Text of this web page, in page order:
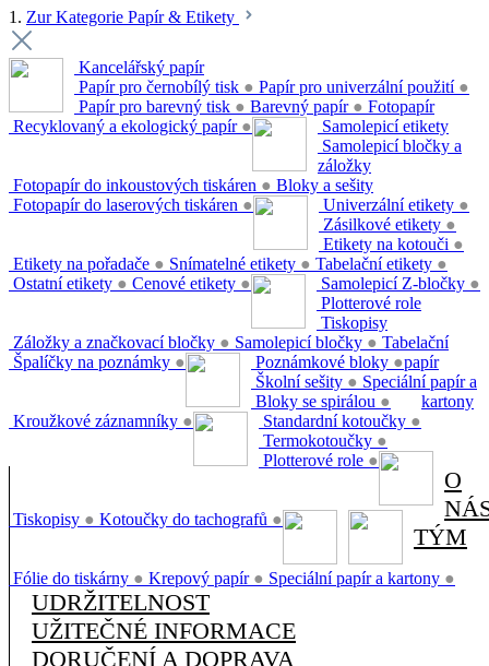
1. Zur Kategorie Papír & Etikety
Kancelářský papír
Papír pro černobílý tisk ● Papír pro univerzální použití ●
Papír pro barevný tisk ● Barevný papír ●
Recyklovaný a ekologický papír ●
Fotopapír
Fotopapír do inkoustových tiskáren ●
Fotopapír do laserových tiskáren ●
Samolepicí etikety
Univerzální etikety ●
Zásilkové etikety ●
Etikety na kotouči ●
Etikety na pořadače ● Snímatelné etikety ● Tabelační etikety ●
Ostatní etikety ● Cenové etikety ●
Samolepicí bločky a
záložky
Samolepicí Z-bločky ●
Záložky a značkovací bločky ● Samolepicí bločky ●
Špalíčky na poznámky ●
Bloky a sešity
Poznámkové bloky ●
Školní sešity ●
Bloky se spirálou ●
Kroužkové záznamníky ●
Plotterové role
Standardní kotoučky ●
Termokotoučky ●
Plotterové role ●
Tiskopisy
Tiskopisy ● Kotoučky do tachografů ●
Tabelační
papír
Speciální papír a
kartony
Fólie do tiskárny ● Krepový papír ● Speciální papír a kartony ●
O
TÝM
UDRŽITELNOST
UŽITEČNÉ INFORMACE
DORUČENÍ A DOPRAVA